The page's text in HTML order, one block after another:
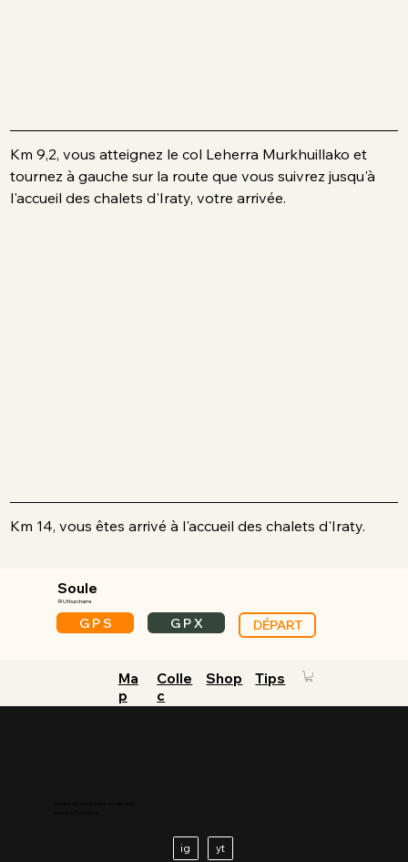
Ma
p
Colle
c
Shop Tips
ig yt
Soule
⑩ Uthurcharre
G P S G P X DÉPART
Km 9,2, vous atteignez le col Leherra Murkhuillako et
tournez à gauche sur la route que vous suivrez jusqu'à
l'accueil des chalets d'Iraty, votre arrivée.
Km 14, vous êtes arrivé à l'accueil des chalets d'Iraty.